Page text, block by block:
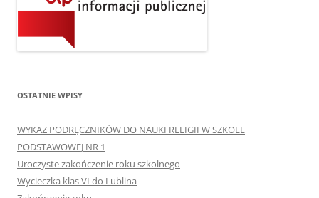
OSTATNIE WPISY
WYKAZ PODRĘCZNIKÓW DO NAUKI RELIGII W SZKOLE
PODSTAWOWEJ NR 1
Uroczyste zakończenie roku szkolnego
Wycieczka klas VI do Lublina